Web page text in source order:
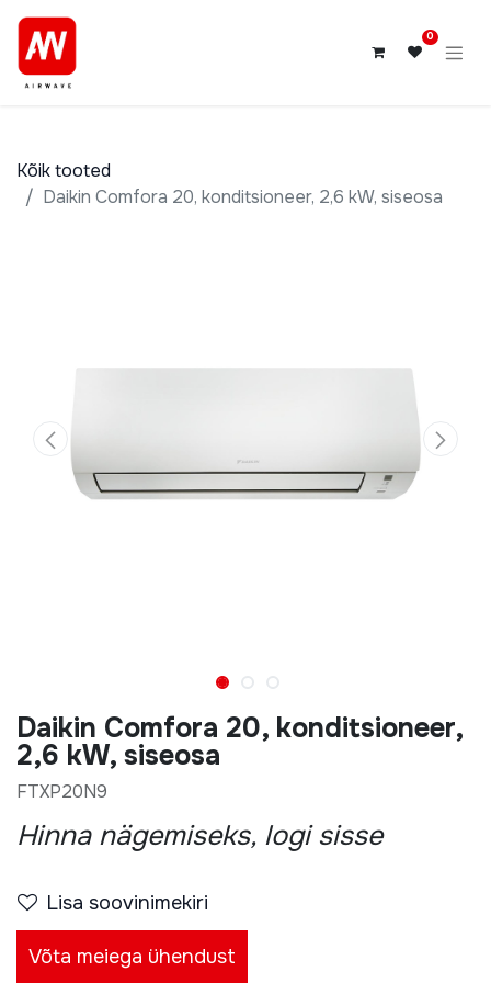
0
Kõik tooted
Daikin Comfora 20, konditsioneer, 2,6 kW, siseosa
Daikin Comfora 20, konditsioneer,
2,6 kW, siseosa
FTXP20N9
Hinna nägemiseks, logi sisse
Lisa soovinimekiri
Võta meiega ühendust